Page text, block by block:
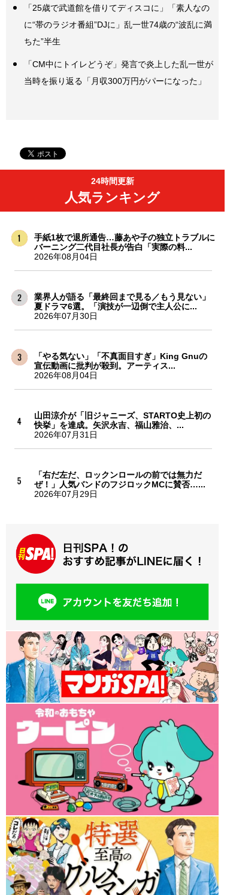
「25歳で武道館を借りてディスコに」「素人なの
に“帯のラジオ番組”DJに」乱一世74歳の“波乱に満
ちた”半生
「CM中にトイレどうぞ」発言で炎上した乱一世が
当時を振り返る「月収300万円がパーになった」
24時間更新
人気ランキング
手紙1枚で退所通告…藤あや子の独立トラブルに
バーニング二代目社長が告白「実際の料...
2026年08月04日
業界人が語る「最終回まで見る／もう見ない」
夏ドラマ6選。「演技が一辺倒で主人公に...
2026年07月30日
「やる気ない」「不真面目すぎ」King Gnuの
宣伝動画に批判が殺到。アーティス...
2026年08月04日
山田涼介が「旧ジャニーズ、STARTO史上初の
快挙」を達成。矢沢永吉、福山雅治、...
2026年07月31日
「右だ左だ、ロックンロールの前では無力だ
ぜ！」人気バンドのフジロックMCに賛否…...
2026年07月29日